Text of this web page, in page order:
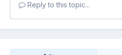
Reply to this topic...